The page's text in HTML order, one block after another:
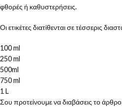
φθορές ή καθυστερήσεις.
Οι ετικέτες διατίθενται σε τέσσερις
100 ml
250 ml
500ml
750 ml
1 L
Σου προτείνουμε να διαβάσεις το